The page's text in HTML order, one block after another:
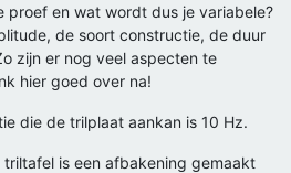
proef en wat wordt dus je variabele?
de soort constructie, de duur
zijn er nog veel aspecten te
hier goed over na!
die de trilplaat aankan is 10 Hz.
is een afbakening gemaakt